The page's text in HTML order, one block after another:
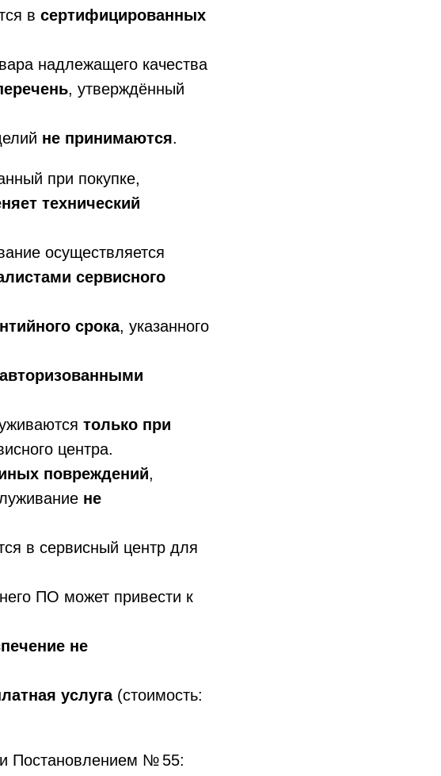
в сертифицированных
надлежащего качества
, утверждённый
не принимаются.
при покупке,
технический
осуществляется
сервисного
срока, указанного
только при
центра.
повреждений,
не
в сервисный центр для
ПО может привести к
не
услуга(стоимость:
Постановлением № 55: